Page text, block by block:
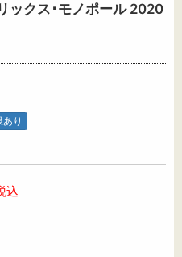
ックス･モノポール 2020
り
込